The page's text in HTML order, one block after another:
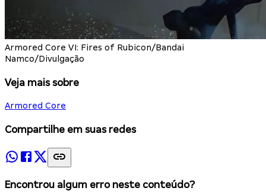
Armored Core VI: Fires of Rubicon/Bandai
Namco/Divulgação
Veja mais sobre
Armored Core
Compartilhe em suas redes
Encontrou algum erro neste conteúdo?